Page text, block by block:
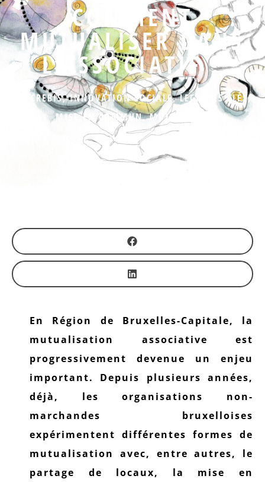
COMMENT
MUTUALISER DANS
L’ASSOCIATIF ?
CREBIS,INNOVATION SOCIALE,LECTURES CLÉS,
MISE EN COMMUN,MUTUALISATION
En Région de Bruxelles-Capitale, la
mutualisation associative est
progressivement devenue un enjeu
important. Depuis plusieurs années,
déjà, les organisations non-
marchandes bruxelloises
expérimentent différentes formes de
mutualisation avec, entre autres, le
partage de locaux, la mise en